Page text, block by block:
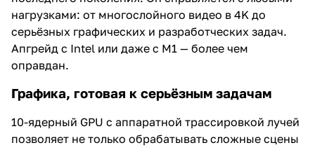
нагрузками: от многослойного видео в 4K до
серьёзных графических и разработческих задач.
Апгрейд с Intel или даже с M1 — более чем
оправдан.
Графика, готовая к серьёзным задачам
10-ядерный GPU с аппаратной трассировкой лучей
позволяет не только обрабатывать сложные сцены